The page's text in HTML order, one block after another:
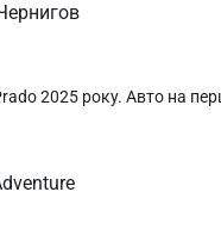
Авто на першій
Пробіг складає
обвіс JAOS.
вентиляція передніх
та задні парктроніки; -
полосі; - Адаптивний
• 1.5 Hybrid e-CVT (130 к.с.) • Adventure